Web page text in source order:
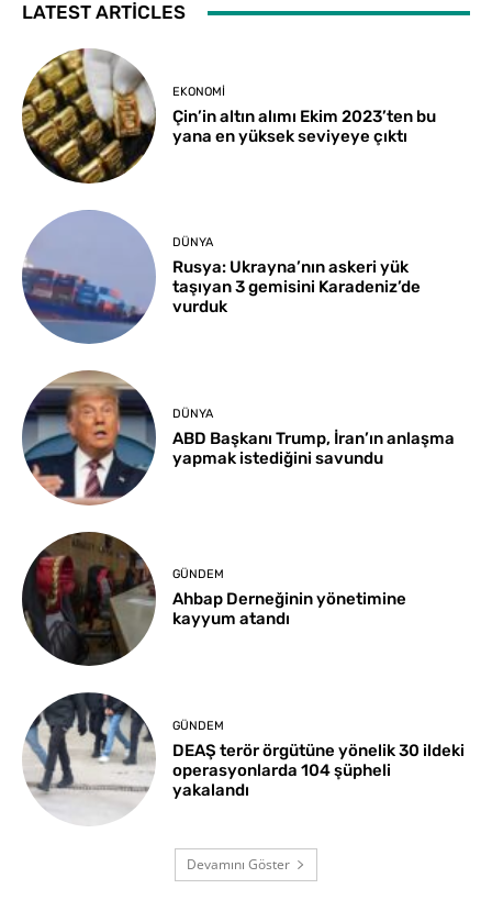
LATEST ARTICLES
EKONOMI
Çin’in altın alımı Ekim 2023’ten bu
yana en yüksek seviyeye çıktı
DÜNYA
Rusya: Ukrayna’nın askeri yük
taşıyan 3 gemisini Karadeniz’de
vurduk
DÜNYA
ABD Başkanı Trump, İran’ın anlaşma
yapmak istediğini savundu
GÜNDEM
Ahbap Derneğinin yönetimine
kayyum atandı
GÜNDEM
DEAŞ terör örgütüne yönelik 30 ildeki
operasyonlarda 104 şüpheli
yakalandı
Devamını Göster